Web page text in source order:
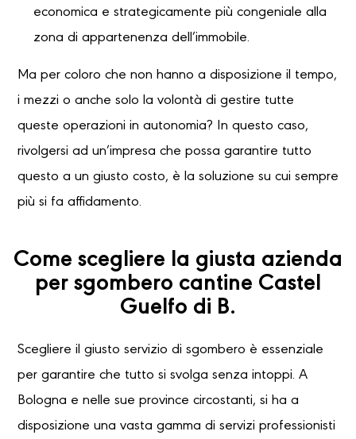
economica e strategicamente più congeniale alla
zona di appartenenza dell’immobile.
Ma per coloro che non hanno a disposizione il tempo,
i mezzi o anche solo la volontà di gestire tutte
queste operazioni in autonomia? In questo caso,
rivolgersi ad un’impresa che possa garantire tutto
questo a un giusto costo, è la soluzione su cui sempre
più si fa affidamento.
Come scegliere la giusta azienda
per sgombero cantine Castel
Guelfo di B.
Scegliere il giusto servizio di sgombero è essenziale
per garantire che tutto si svolga senza intoppi. A
Bologna e nelle sue province circostanti, si ha a
disposizione una vasta gamma di servizi professionisti